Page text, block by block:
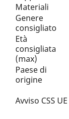
Materiali
Genere
consigliato
Età
consigliata
(max)
Paese di
origine
Avviso CSS UE